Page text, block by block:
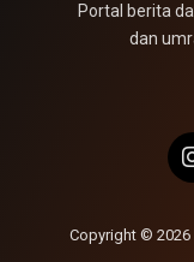
Portal berita
dan
Copyright © 2026